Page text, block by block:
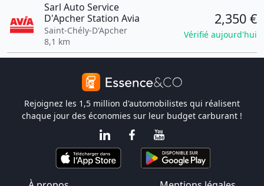
Sarl Auto Service
D'Apcher Station Avia
Saint-Chély-D'Apcher
8,1 km
2,350 €
Vérifié aujourd'hui
Rejoignez les 1,5 million d'automobilistes qui réalisent
chaque jour des économies sur leur budget carburant !